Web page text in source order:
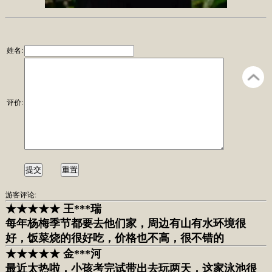
姓名:
评价:
游客评论:
★★★★★ 王***瑞
每年杨梅季节都要去他们家，周边有山有水环境很
好，饭菜烧的很好吃，价格也不高，很不错的
★★★★★ 金***河
最近太热啦，小孩考完试带出去玩两天，这家泳池很